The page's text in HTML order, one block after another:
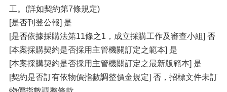
工。(詳如契約第7條規定)
[是否刊登公報] 是
[是否依據採購法第11條之1，成立採購工作及審查小組] 否
[本案採購契約是否採用主管機關訂定之範本] 是
[本案採購契約是否採用主管機關訂定之最新版範本] 是
[契約是否訂有依物價指數調整價金規定] 否，招標文件未訂